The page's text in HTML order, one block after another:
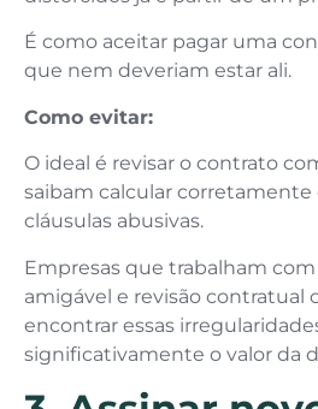
É como aceitar pagar uma
que nem deveriam estar ali.
Como evitar:
O ideal é revisar o contrato
saibam calcular
cláusulas abusivas.
Empresas que trabalham
amigável e revisão contratual
encontrar essas
significativamente o valor da